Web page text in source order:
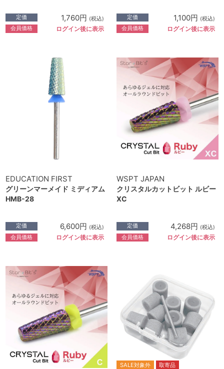
定価 1,760円 (税込)
会員価格 ログイン後に表示
定価 1,100円 (税込)
会員価格 ログイン後に表示
EDUCATION FIRST
グリーンマーメイド ミディアム
HMB-28
定価 6,600円 (税込)
会員価格 ログイン後に表示
WSPT JAPAN
クリスタルカットビット ルビー
XC
定価 4,268円 (税込)
会員価格 ログイン後に表示
SALE対象外 取寄品